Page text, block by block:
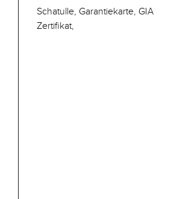
Schatulle, Garantiekarte, GIA
Zertifikat,